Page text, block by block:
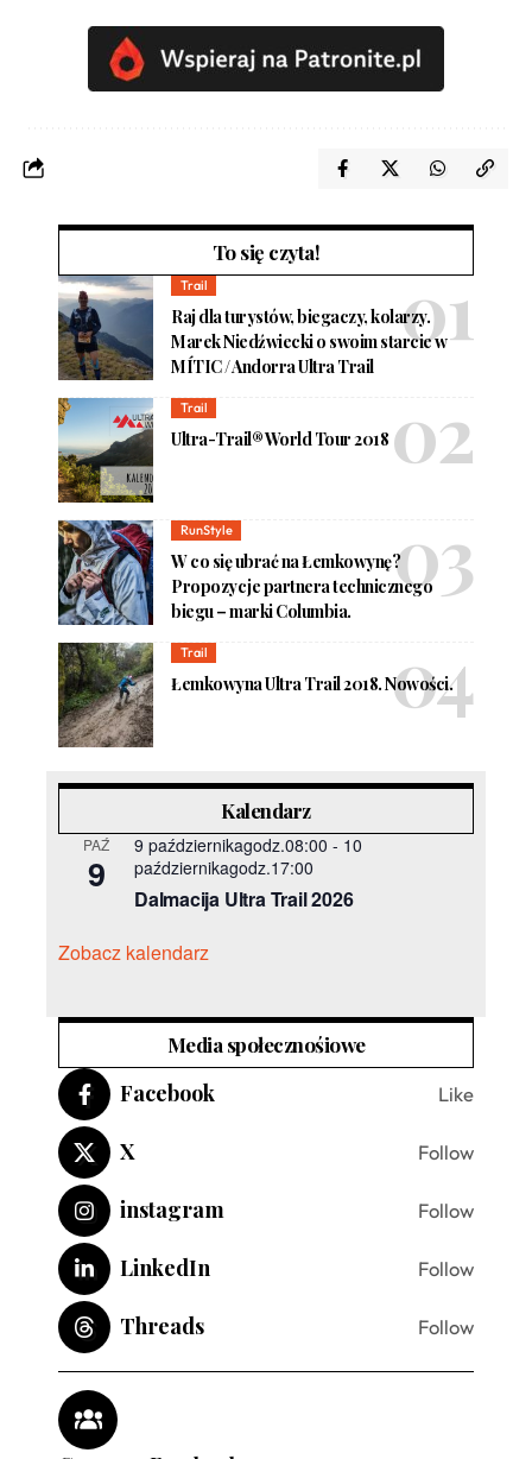
To się czyta!
Trail
Raj dla turystów, biegaczy, kolarzy.
Marek Niedźwiecki o swoim starcie w
MÍTIC / Andorra Ultra Trail
Trail
Ultra-Trail® World Tour 2018
RunStyle
W co się ubrać na Łemkowynę?
Propozycje partnera technicznego
biegu – marki Columbia.
Trail
Łemkowyna Ultra Trail 2018. Nowości.
Kalendarz
PAŹ
9
9 październikagodz.08:00 - 10
październikagodz.17:00
Dalmacija Ultra Trail 2026
Zobacz kalendarz
Media społecznośiowe
Facebook Like
X Follow
instagram Follow
LinkedIn Follow
Threads Follow